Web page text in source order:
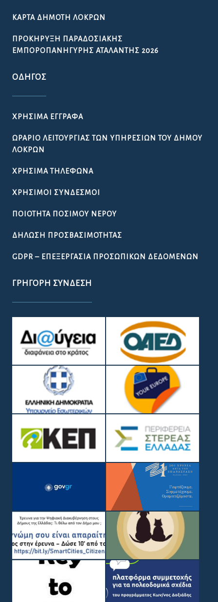
ΚΆΡΤΑ ΔΗΜΌΤΗ ΛΟΚΡΏΝ
ΠΡΟΚΉΡΥΞΗ ΠΑΡΑΔΟΣΙΑΚΉΣ
ΕΜΠΟΡΟΠΑΝΉΓΥΡΗΣ ΑΤΑΛΆΝΤΗΣ 2026
ΟΔΗΓΌΣ
ΧΡΉΣΙΜΑ ΈΓΓΡΑΦΑ
ΩΡΆΡΙΟ ΛΕΙΤΟΥΡΓΊΑΣ ΤΩΝ ΥΠΗΡΕΣΙΏΝ ΤΟΥ ΔΉΜΟΥ
ΛΟΚΡΏΝ
ΧΡΉΣΙΜΑ ΤΗΛΈΦΩΝΑ
ΧΡΉΣΙΜΟΙ ΣΎΝΔΕΣΜΟΙ
ΠΟΙΌΤΗΤΑ ΠΌΣΙΜΟΥ ΝΕΡΟΎ
ΔΉΛΩΣΗ ΠΡΟΣΒΑΣΙΜΌΤΗΤΑΣ
GDPR – ΕΠΕΞΕΡΓΑΣΙΑ ΠΡΟΣΩΠΙΚΩΝ ΔΕΔΟΜΕΝΩΝ
ΓΡΉΓΟΡΗ ΣΎΝΔΕΣΗ